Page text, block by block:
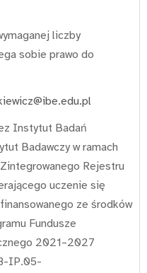
liczby
sobie prawo do
Instytut Badań
Badawczy w ramach
Rejestru
uczenie się
ze środków
Fundusze
2021–2027
IP.05-